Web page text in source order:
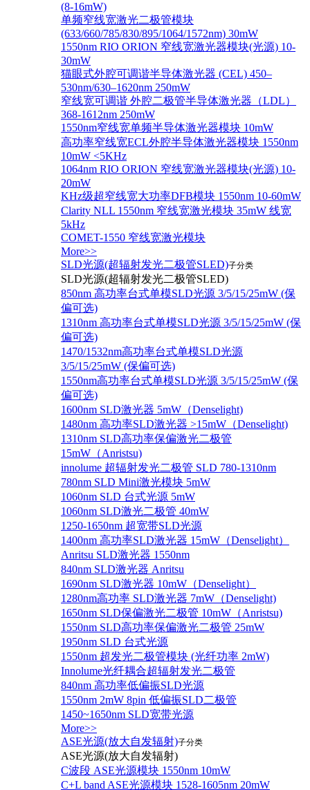
(8-16mW)
单频窄线宽激光二极管模块
(633/660/785/830/895/1064/1572nm) 30mW
1550nm RIO ORION 窄线宽激光器模块(光源) 10-
30mW
猫眼式外腔可调谐半导体激光器 (CEL) 450–
530nm/630–1620nm 250mW
窄线宽可调谐 外腔二极管半导体激光器（LDL）
368-1612nm 250mW
1550nm窄线宽单频半导体激光器模块 10mW
高功率窄线宽ECL外腔半导体激光器模块 1550nm
10mW <5KHz
1064nm RIO ORION 窄线宽激光器模块(光源) 10-
20mW
KHz级超窄线宽大功率DFB模块 1550nm 10-60mW
Clarity NLL 1550nm 窄线宽激光模块 35mW 线宽
5kHz
COMET-1550 窄线宽激光模块
More>>
SLD光源(超辐射发光二极管SLED)子分类
SLD光源(超辐射发光二极管SLED)
850nm 高功率台式单模SLD光源 3/5/15/25mW (保
偏可选)
1310nm 高功率台式单模SLD光源 3/5/15/25mW (保
偏可选)
1470/1532nm高功率台式单模SLD光源
3/5/15/25mW (保偏可选)
1550nm高功率台式单模SLD光源 3/5/15/25mW (保
偏可选)
1600nm SLD激光器 5mW（Denselight)
1480nm 高功率SLD激光器 >15mW（Denselight)
1310nm SLD高功率保偏激光二极管
15mW（Anristsu)
innolume 超辐射发光二极管 SLD 780-1310nm
780nm SLD Mini激光模块 5mW
1060nm SLD 台式光源 5mW
1060nm SLD激光二极管 40mW
1250-1650nm 超宽带SLD光源
1400nm 高功率SLD激光器 15mW（Denselight）
Anritsu SLD激光器 1550nm
840nm SLD激光器 Anritsu
1690nm SLD激光器 10mW（Denselight）
1280nm高功率 SLD激光器 7mW（Denselight)
1650nm SLD保偏激光二极管 10mW（Anristsu)
1550nm SLD高功率保偏激光二极管 25mW
1950nm SLD 台式光源
1550nm 超发光二极管模块 (光纤功率 2mW)
Innolume光纤耦合超辐射发光二极管
840nm 高功率低偏振SLD光源
1550nm 2mW 8pin 低偏振SLD二极管
1450~1650nm SLD宽带光源
More>>
ASE光源(放大自发辐射)子分类
ASE光源(放大自发辐射)
C波段 ASE光源模块 1550nm 10mW
C+L band ASE光源模块 1528-1605nm 20mW